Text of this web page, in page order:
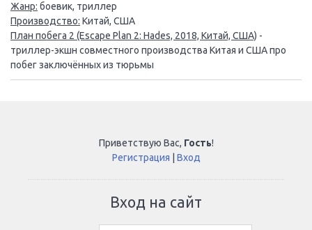
Жанр: боевик, триллер
Производство: Китай, США
План побега 2 (Escape Plan 2: Hades, 2018, Китай, США) -
триллер-экшн совместного производства Китая и США про
побег заключённых из тюрьмы
Приветствую Вас, Гость!
Регистрация
Вход
Вход на сайт